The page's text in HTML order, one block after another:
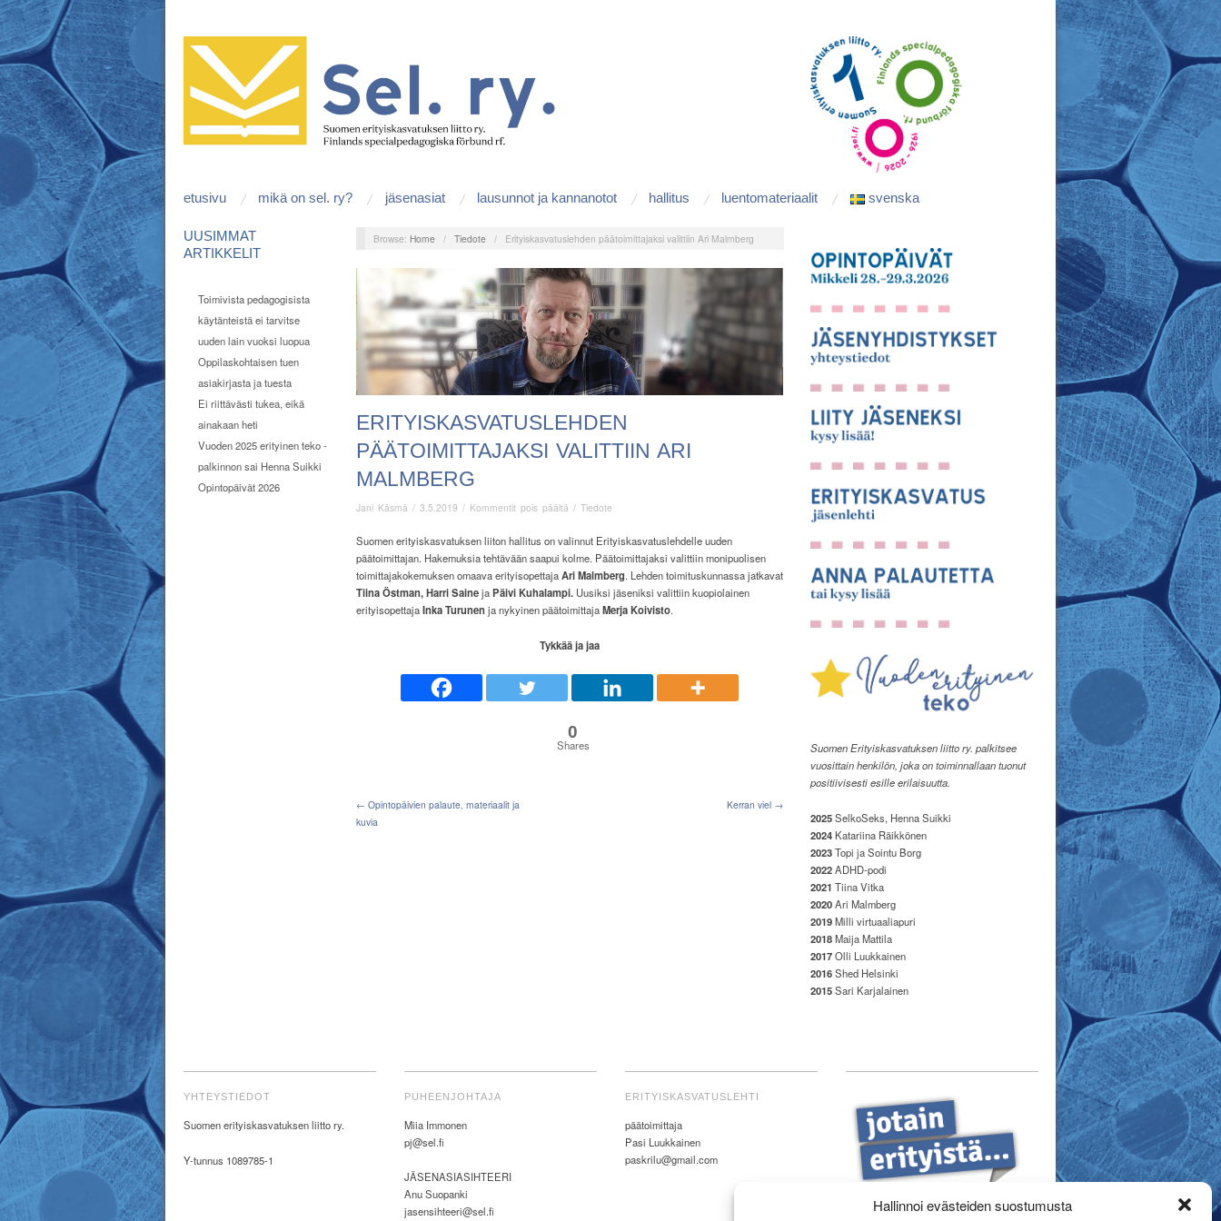
Hallinnoi evästeiden suostumusta
etusivu mikä on sel. ry? jäsenasiat lausunnot ja kannanotot hallitus luentomateriaalit svenska
UUSIMMAT
ARTIKKELIT
Toimivista pedagogisista
käytänteistä ei tarvitse
uuden lain vuoksi luopua
Oppilaskohtaisen tuen
asiakirjasta ja tuesta
Ei riittävästi tukea, eikä
ainakaan heti
Vuoden 2025 erityinen teko -
palkinnon sai Henna Suikki
Opintopäivät 2026
Browse: Home / Tiedote / Erityiskasvatuslehden päätoimittajaksi valittiin Ari Malmberg
ERITYISKASVATUSLEHDEN
PÄÄTOIMITTAJAKSI VALITTIIN ARI
MALMBERG
Jani Käsmä / 3.5.2019 / Kommentit pois päältä artikkelissa
päätoimittajaksi
valittiin
Ari
Malmberg
/ Tiedote
Suomen erityiskasvatuksen liiton hallitus on valinnut Erityiskasvatuslehdelle uuden
päätoimittajan. Hakemuksia tehtävään saapui kolme. Päätoimittajaksi valittiin monipuolisen
toimittajakokemuksen omaava erityisopettajaAri Malmberg. Lehden toimituskunnassa jatkavat
Tiina Östman, Harri SainejaPäivi Kuhalampi. Uusiksi jäseniksi valittiin kuopiolainen
erityisopettajaInka Turunen ja nykyinen päätoimittajaMerja Koivisto.
Tykkää ja jaa
0
Shares
← Opintopäivien palaute, materiaalit ja
kuvia
Kerran viel →
Suomen Erityiskasvatuksen liitto ry. palkitsee
vuosittain henkilön, joka on toiminnallaan tuonut
positiivisesti esille erilaisuutta.
2025SelkoSeks, Henna Suikki
2024 Katariina Räikkönen
2023Topi ja Sointu Borg
2022ADHD-podi
2021 Tiina Vitka
2020Ari Malmberg
2019Milli virtuaaliapuri
2018Maija Mattila
2017Olli Luukkainen
2016Shed Helsinki
2015Sari Karjalainen
YHTEYSTIEDOT
Suomen erityiskasvatuksen liitto ry.
Y-tunnus 1089785-1
PUHEENJOHTAJA
Miia Immonen
pj@sel.fi
JÄSENASIASIHTEERI
Anu Suopanki
jasensihteeri@sel.fi
ERITYISKASVATUSLEHTI
päätoimittaja
Pasi Luukkainen
paskrilu@gmail.com